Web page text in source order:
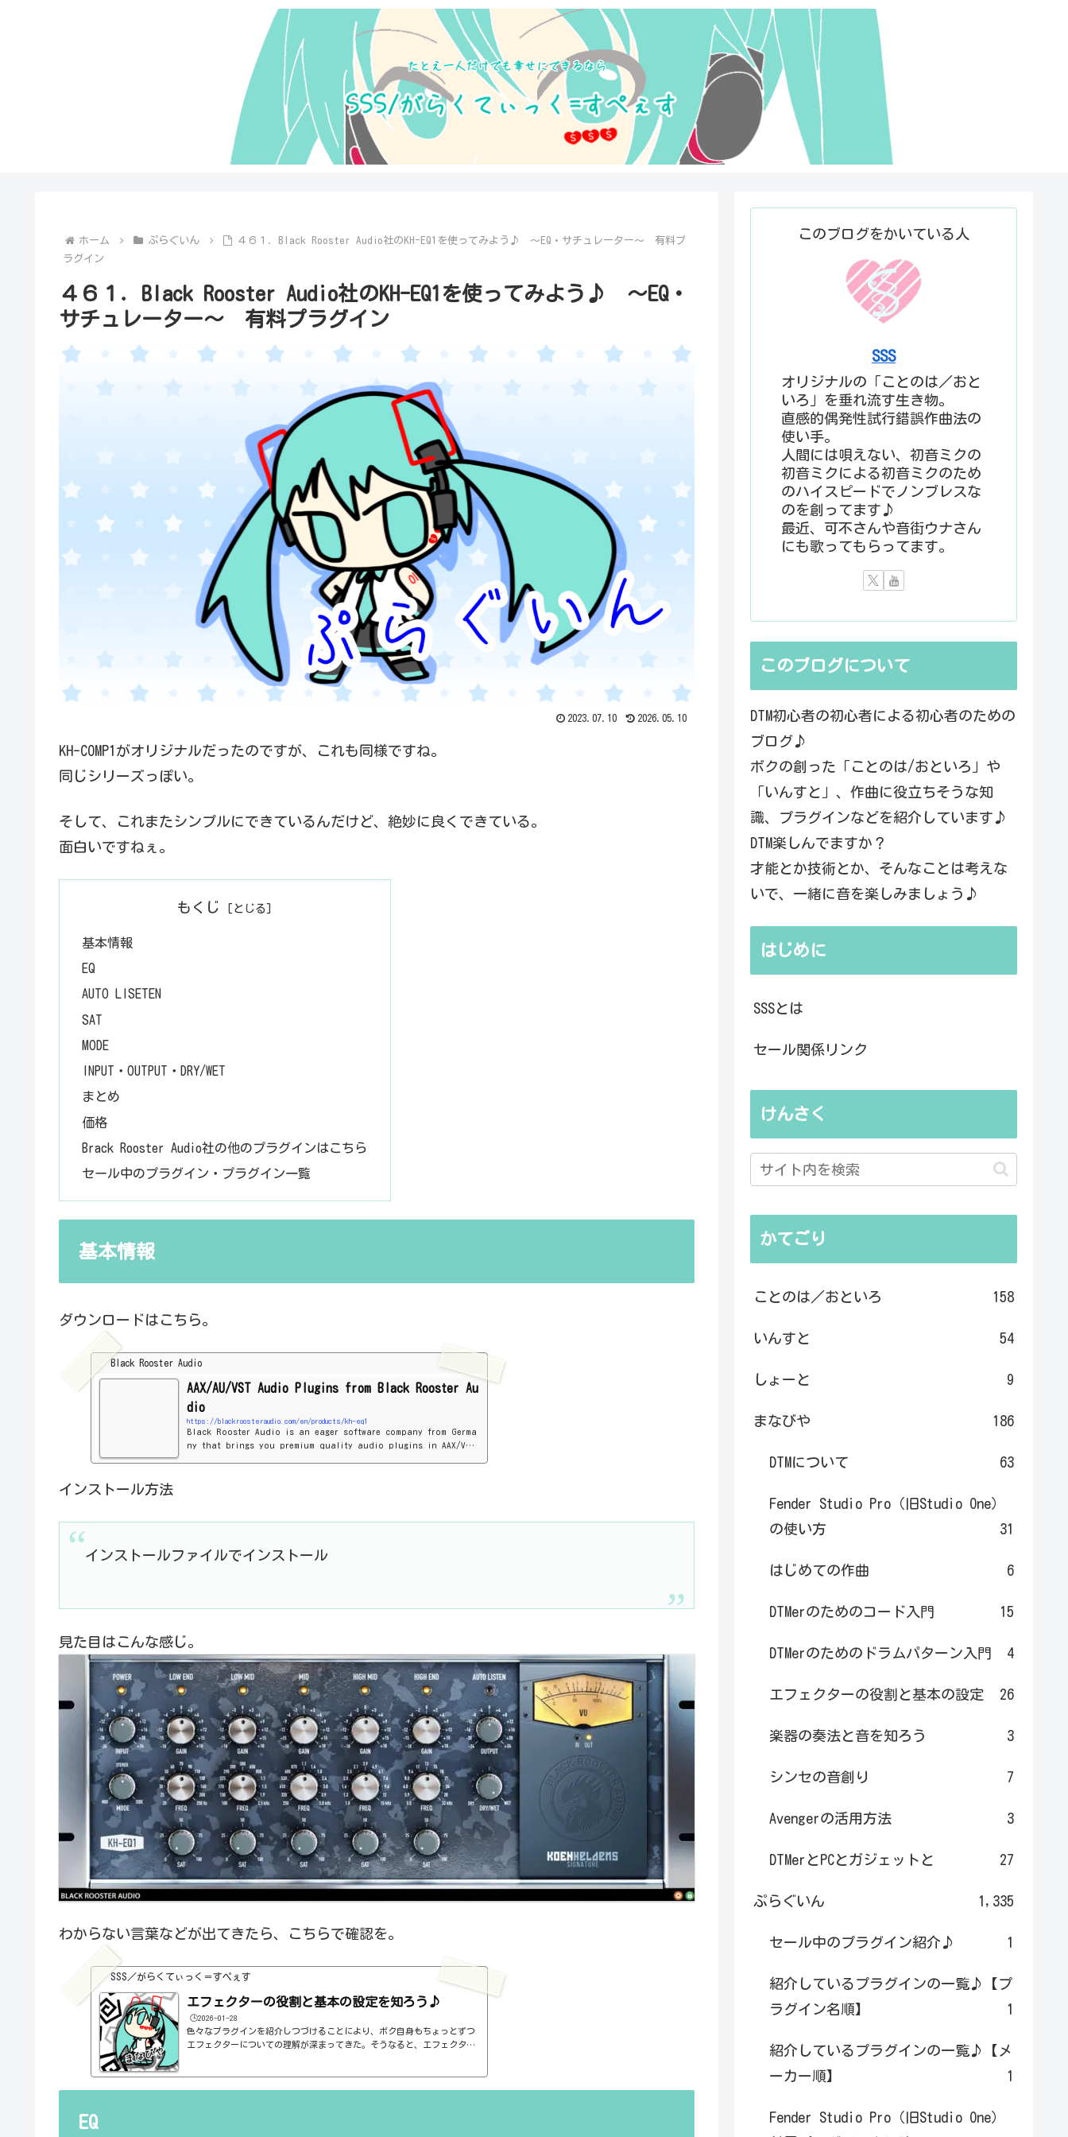
ホーム ぷらぐいん
４６１．Black Rooster Audio社のKH-EQ1を使ってみよう♪ ～EQ・サチュレーター～ 有料プ
ラグイン
４６１．Black Rooster Audio社のKH-EQ1を使ってみよう♪ ～EQ・
サチュレーター～ 有料プラグイン
2023.07.10 2026.05.10
KH-COMP1がオリジナルだったのですが、これも同様ですね。
同じシリーズっぽい。
そして、これまたシンプルにできているんだけど、絶妙に良くできている。
面白いですねぇ。
もくじ
基本情報
EQ
AUTO LISETEN
SAT
MODE
INPUT・OUTPUT・DRY/WET
まとめ
価格
Brack Rooster Audio社の他のプラグインはこちら
セール中のプラグイン・プラグイン一覧
基本情報
ダウンロードはこちら。
Black Rooster Audio
AAX/AU/VST Audio Plugins from Black Rooster Au
dio
https://blackroosteraudio.com/en/products/kh-eq1
Black Rooster Audio is an eager software company from Germa
ny that brings you premium quality audio plugins in AAX/VS
インストール方法
インストールファイルでインストール
見た目はこんな感じ。
わからない言葉などが出てきたら、こちらで確認を。
SSS／がらくてぃっく＝すぺぇす
エフェクターの役割と基本の設定を知ろう♪
🕒️2026-01-28
色々なプラグインを紹介しつづけることにより、ボク自身もちょっとずつ
エフェクターについての理解が深まってきた。そうなると、エフェクター
EQ
このブログをかいている人
SSS
オリジナルの「ことのは／おと
いろ」を垂れ流す生き物。
直感的偶発性試行錯誤作曲法の
使い手。
人間には唄えない、初音ミクの
初音ミクによる初音ミクのため
のハイスピードでノンブレスな
のを創ってます♪
最近、可不さんや音街ウナさん
にも歌ってもらってます。
このブログについて
DTM初心者の初心者による初心者のための
ブログ♪
ボクの創った「ことのは/おといろ」や
「いんすと」、作曲に役立ちそうな知
識、プラグインなどを紹介しています♪
DTM楽しんでますか？
才能とか技術とか、そんなことは考えな
いで、一緒に音を楽しみましょう♪
はじめに
SSSとは
セール関係リンク
けんさく
かてごり
ことのは／おといろ 158
いんすと 54
しょーと 9
まなびや 186
DTMについて 63
Fender Studio Pro（旧Studio One）
の使い方
31
はじめての作曲 6
DTMerのためのコード入門 15
DTMerのためのドラムパターン入門 4
エフェクターの役割と基本の設定 26
楽器の奏法と音を知ろう 3
シンセの音創り 7
Avengerの活用方法 3
DTMerとPCとガジェットと 27
ぷらぐいん 1,335
セール中のプラグイン紹介♪ 1
紹介しているプラグインの一覧♪【プ
ラグイン名順】
1
紹介しているプラグインの一覧♪【メ
ーカー順】
1
Fender Studio Pro（旧Studio One）